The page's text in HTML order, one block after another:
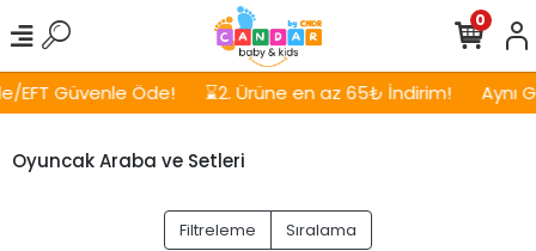
Öde! ⌛2. Ürüne en az 65₺ İndirim! Aynı Gün,
0
Oyuncak Araba ve Setleri
Filtreleme Sıralama